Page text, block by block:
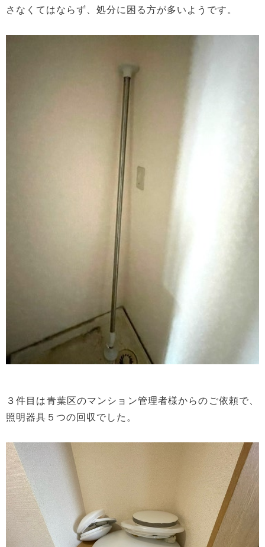
さなくてはならず、処分に困る方が多いようです。
３件目は青葉区のマンション管理者様からのご依頼で、
照明器具５つの回収でした。